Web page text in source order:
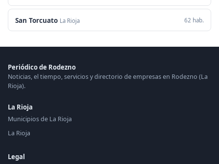
San Torcuato La Rioja 62 hab.
Periódico de Rodezno
Noticias, el tiempo, servicios y directorio de empresas en Rodezno (La
Rioja).
La Rioja
Municipios de La Rioja
La Rioja
Legal